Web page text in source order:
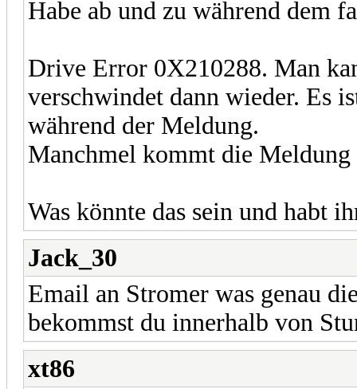
Habe ab und zu während dem
Drive Error 0X210288. Man
verschwindet dann wieder. Es
während der Meldung.
Manchmel kommt die Meldung
Was könnte das sein und habt
Jack_30
Email an Stromer was genau
bekommst du innerhalb von
xt86